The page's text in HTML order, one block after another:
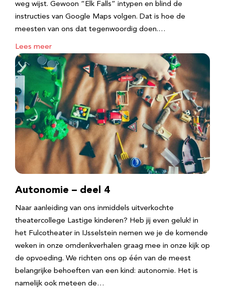
weg wijst. Gewoon “Elk Falls” intypen en blind de
instructies van Google Maps volgen. Dat is hoe de
meesten van ons dat tegenwoordig doen.…
Lees meer
Autonomie – deel 4
Naar aanleiding van ons inmiddels uitverkochte
theatercollege Lastige kinderen? Heb jij even geluk! in
het Fulcotheater in IJsselstein nemen we je de komende
weken in onze omdenkverhalen graag mee in onze kijk op
de opvoeding. We richten ons op één van de meest
belangrijke behoeften van een kind: autonomie. Het is
namelijk ook meteen de…